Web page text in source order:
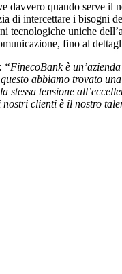
davvero quando serve
di intercettare i
tecnologiche uniche
fino al
“FinecoBank è
abbiamo trovato
tensione
clienti è il nostro